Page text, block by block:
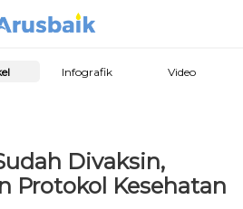
Infografik Video
Divaksin,
Protokol Kesehatan